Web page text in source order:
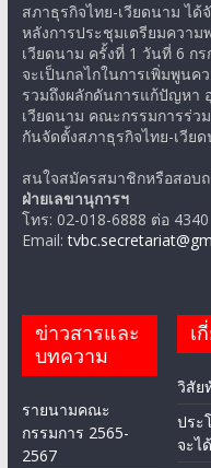
สภาธุรกิจไทย-เวียดนาม ไ
หลังการประชุมเตรียมความ
เวียดนาม ครั้งที่ 1 วันที่ 6 ก
จะเป็นกลไกในการเพิ่มพูน
รวมถึงผลักดันการแก้ปัญหา
เวียดนาม คณะกรรมการร่ว
กันจัดตั้งสภาธุรกิจไทย-เวีย
สนใจสมัครสมาชิกหรือสอบ
ฝ่ายเลขานุการฯ
โทร: 02-018-6888 ต่อ 4340
Email:
ข่าวสารและ
บทความ
รายนามคณะ
กรรมการ 2565-
2567
เ
วิสัย
ประ
จะไ